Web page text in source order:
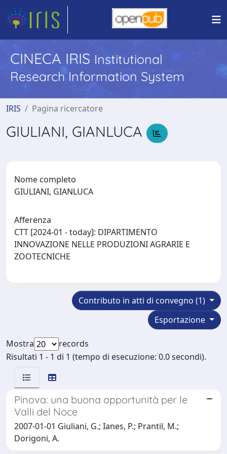
CINECA IRIS Institutional
Research Information System
IRIS Pagina ricercatore
GIULIANI, GIANLUCA
Nome completo
GIULIANI, GIANLUCA
Afferenza
CTT [2024-01 - today]: DIPARTIMENTO
INNOVAZIONE NELLE PRODUZIONI AGRARIE E
ZOOTECNICHE
Contributo in atti di convegno (1)
Esportazione
Mostra
records
Risultati 1 - 1 di 1 (tempo di esecuzione: 0.0 secondi).
Pinova: una buona opportunità per le
Valli del Noce
2007-01-01 Giuliani, G.; Ianes, P.; Prantil, M.;
Dorigoni, A.